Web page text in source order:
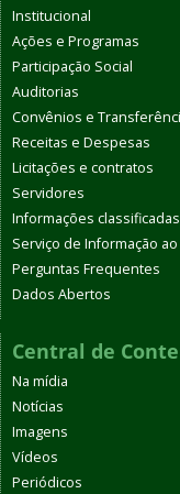
Institucional
Ações e Programas
Participação Social
Auditorias
Convênios e
Receitas e Despesas
Licitações e contratos
Servidores
Informações classificadas
Serviço de Informação
Perguntas Frequentes
Dados Abertos
Central de
Na mídia
Notícias
Imagens
Vídeos
Periódicos